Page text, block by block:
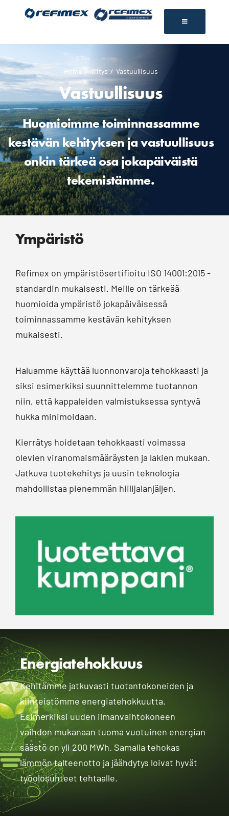
Home Yritys Vastuullisuus
Vastuullisuus
Huomioimme toiminnassamme
kestävän kehityksen ja vastuullisuus
onkin tärkeä osa jokapäiväistä
tekemistämme.
Ympäristö
Refimex on ympäristösertifioitu ISO 14001:2015 -
standardin mukaisesti. Meille on tärkeää
huomioida ympäristö jokapäiväisessä
toiminnassamme kestävän kehityksen
mukaisesti.
Haluamme käyttää luonnonvaroja tehokkaasti ja
siksi esimerkiksi suunnittelemme tuotannon
niin, että kappaleiden valmistuksessa syntyvä
hukka minimoidaan.
Kierrätys hoidetaan tehokkaasti voimassa
olevien viranomaismääräysten ja lakien mukaan.
Jatkuva tuotekehitys ja uusin teknologia
mahdollistaa pienemmän hiilijalanjäljen.
Energiatehokkuus
Kehitämme jatkuvasti tuotantokoneiden ja
kiinteistömme energiatehokkuutta.
Esimerkiksi uuden ilmanvaihtokoneen
vaihdon mukanaan tuoma vuotuinen energian
säästö on yli 200 MWh. Samalla tehokas
lämmön talteenotto ja jäähdytys loivat hyvät
työolosuhteet tehtaalle.